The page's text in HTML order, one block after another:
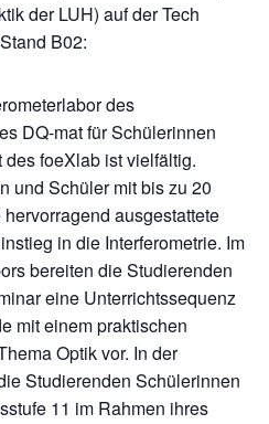
der LUH) auf der Tech
B02:
des
DQ-mat für Schülerinnen
foeXlab ist vielfältig.
und Schüler mit bis zu 20
ausgestattete
in die Interferometrie. Im
bereiten die Studierenden
eine Unterrichtssequenz
mit einem praktischen
Optik vor. In der
Studierenden Schülerinnen
11 im Rahmen ihres